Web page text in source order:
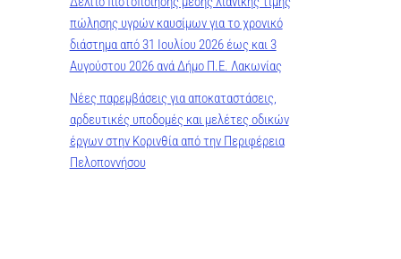
πώλησης υγρών καυσίμων για το χρονικό
διάστημα από 31 Ιουλίου 2026 έως και 3
Αυγούστου 2026 ανά Δήμο Π.Ε. Λακωνίας
Νέες παρεμβάσεις για αποκαταστάσεις,
αρδευτικές υποδομές και μελέτες οδικών
έργων στην Κορινθία από την Περιφέρεια
Πελοποννήσου